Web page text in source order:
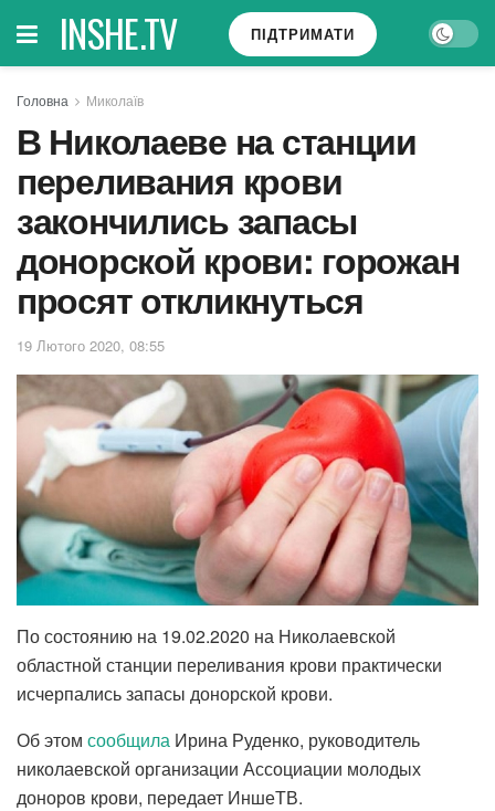
INSHE.TV ПІДТРИМАТИ
Головна Миколаїв
В Николаеве на станции
переливания крови
закончились запасы
донорской крови: горожан
просят откликнуться
19 Лютого 2020, 08:55
По состоянию на 19.02.2020 на Николаевской
областной станции переливания крови практически
исчерпались запасы донорской крови.
Об этом сообщила Ирина Руденко, руководитель
николаевской организации Ассоциации молодых
доноров крови, передает ИншеТВ.